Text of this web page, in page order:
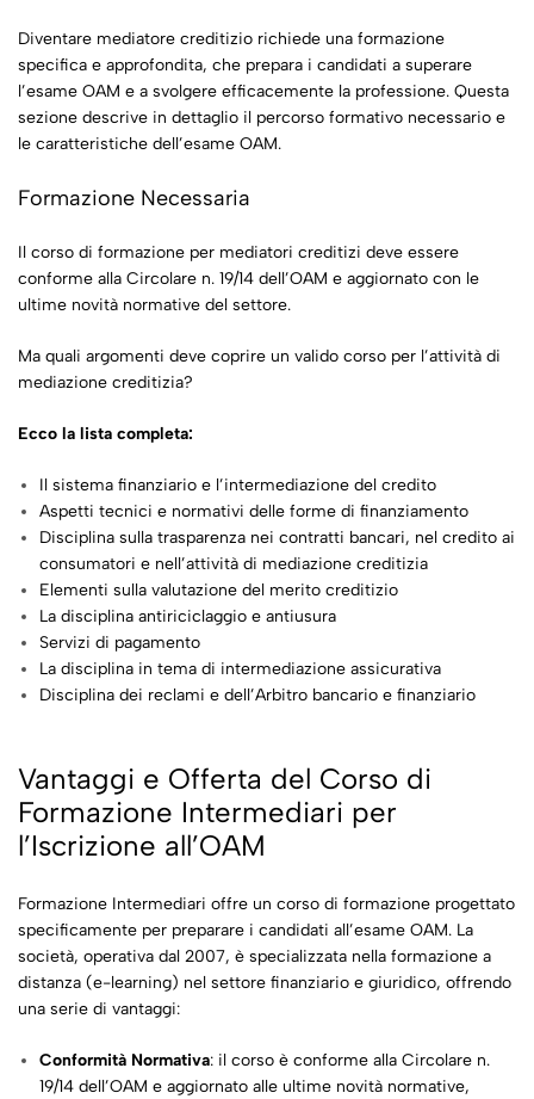
Diventare mediatore creditizio richiede una formazione
specifica e approfondita, che prepara i candidati a superare
l’esame OAM e a svolgere efficacemente la professione. Questa
sezione descrive in dettaglio il percorso formativo necessario e
le caratteristiche dell’esame OAM.
Formazione Necessaria
Il corso di formazione per mediatori creditizi deve essere
conforme alla Circolare n. 19/14 dell’OAM e aggiornato con le
ultime novità normative del settore.
Ma quali argomenti deve coprire un valido corso per l’attività di
mediazione creditizia?
Ecco la lista completa:
Il sistema finanziario e l’intermediazione del credito
Aspetti tecnici e normativi delle forme di finanziamento
Disciplina sulla trasparenza nei contratti bancari, nel credito ai
consumatori e nell’attività di mediazione creditizia
Elementi sulla valutazione del merito creditizio
La disciplina antiriciclaggio e antiusura
Servizi di pagamento
La disciplina in tema di intermediazione assicurativa
Disciplina dei reclami e dell’Arbitro bancario e finanziario
Vantaggi e Offerta del Corso di
Formazione Intermediari per
l’Iscrizione all’OAM
Formazione Intermediari offre un corso di formazione progettato
specificamente per preparare i candidati all’esame OAM. La
società, operativa dal 2007, è specializzata nella formazione a
distanza (e-learning) nel settore finanziario e giuridico, offrendo
una serie di vantaggi:
Conformità Normativa: il corso è conforme alla Circolare n.
19/14 dell’OAM e aggiornato alle ultime novità normative,